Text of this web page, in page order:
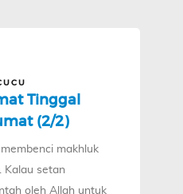
Tinggal
(2/2)
makhluk
Kalau setan
oleh Allah untuk